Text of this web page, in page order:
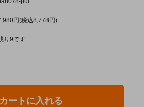
円(税込8,778円)
り9です
カートに入れる